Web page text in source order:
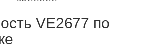
VE2677 по